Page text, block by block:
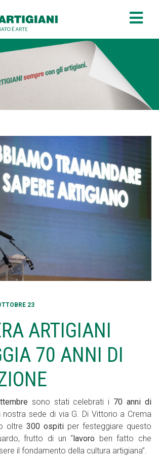
23
ARTIGIANI
70 ANNI DI
sono stati celebrati i 70 anni di
nostra sede di via G. Di Vittorio a Crema
oltre 300 ospiti per festeggiare questo
frutto di un “lavoro ben fatto che
il fondamento della cultura artigiana”.